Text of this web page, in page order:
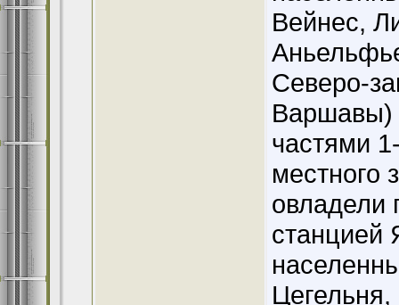
Вейнес,
Северо-
Варшавы)
частями
местного
овладели
станцией